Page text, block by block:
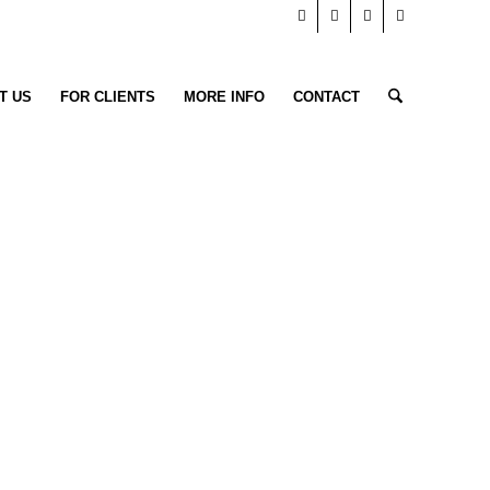
US FOR CLIENTS MORE INFO CONTACT